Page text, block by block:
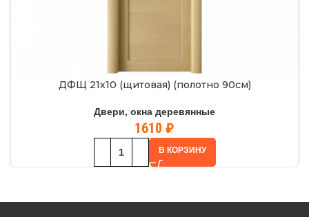
ДФЩ 21х10 (щитовая) (полотно 90см)
Двери, окна деревянные
1610 ₽
В КОРЗИНУ